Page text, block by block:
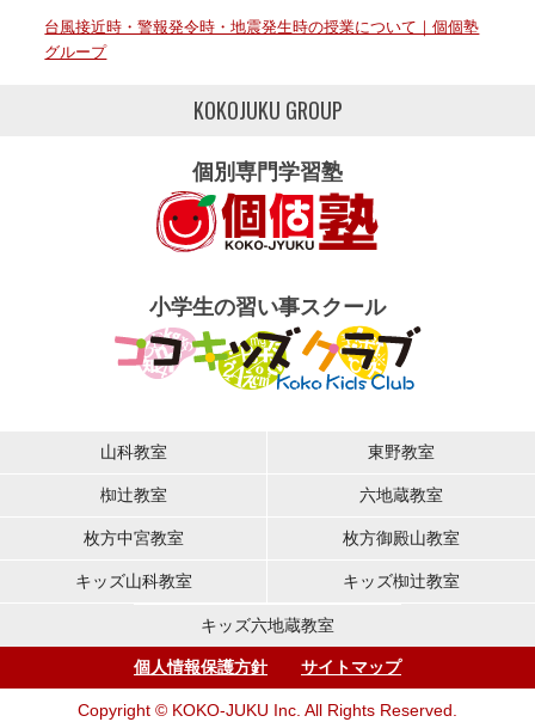
台風接近時・警報発令時・地震発生時の授業について｜個個塾
グループ
KOKOJUKU GROUP
個別専門学習塾
小学生の習い事スクール
山科教室 東野教室
椥辻教室 六地蔵教室
枚方中宮教室 枚方御殿山教室
キッズ山科教室 キッズ椥辻教室
キッズ六地蔵教室
個人情報保護方針 サイトマップ
Copyright © KOKO-JUKU Inc. All Rights Reserved.